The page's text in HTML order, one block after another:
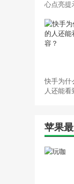
心点亮提
快手为什
人还能看
苹果